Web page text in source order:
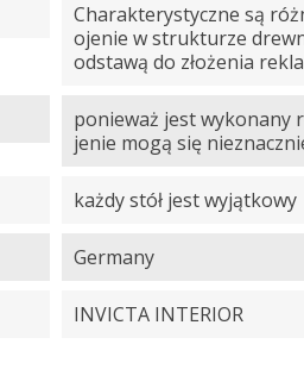
Charakterystyczne są
ojenie w strukturze
odstawą do złożenia
ponieważ jest wykonany
jenie mogą się
każdy stół jest wyjątkowy
Germany
INVICTA INTERIOR